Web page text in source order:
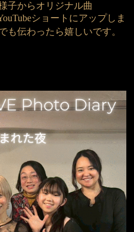
子からオリジナル曲
ショートにアップしま
も伝わったら嬉しいです。